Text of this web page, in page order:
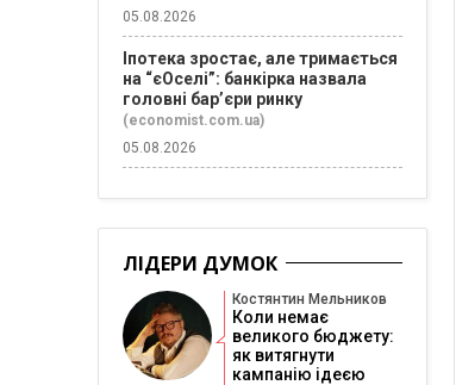
05.08.2026
Іпотека зростає, але тримається
на “єОселі”: банкірка назвала
головні бар’єри ринку
(economist.com.ua)
05.08.2026
ЛІДЕРИ ДУМОК
Костянтин Мельников
Коли немає
великого бюджету:
як витягнути
кампанію ідеєю